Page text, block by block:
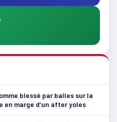
blessé par balles sur la
en marge d’un after yoles